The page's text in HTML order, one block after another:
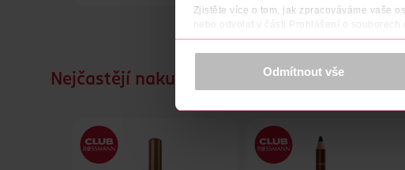
Zjistěte více o tom, jak zpracováváme vaše
nebo odvolat v části Prohlášení o souborech
K provozu stránek, personalizaci obsahu a
prohlášení o ochraně
Děkujeme za pochopení. >více o cookies<
Odmítnout vše
Nejčastějí nakupované společně